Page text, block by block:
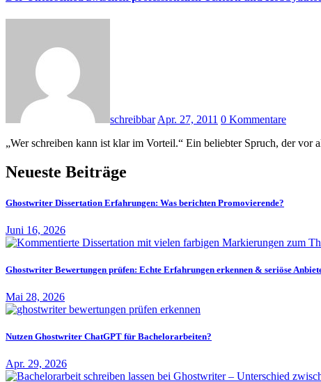
schreibbar Apr. 27, 2011 0 Kommentare
„Wer schreiben kann ist klar im Vorteil.“ Ein beliebter Spruch, der
Neueste Beiträge
Ghostwriter Dissertation Erfahrungen: Was berichten Promovierende?
Juni 16, 2026
Ghostwriter Bewertungen prüfen: Echte Erfahrungen erkennen & seriöse
Mai 28, 2026
Nutzen Ghostwriter ChatGPT für Bachelorarbeiten?
Apr. 29, 2026